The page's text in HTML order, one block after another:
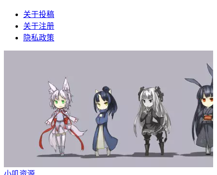
关于投稿
关于注册
隐私政策